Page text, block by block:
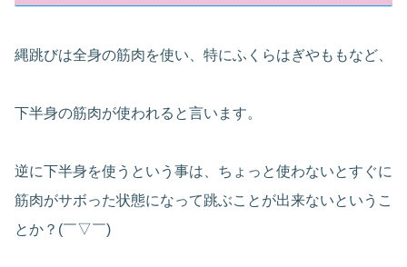
縄跳びは全身の筋肉を使い、特にふくらはぎやももなど、
下半身の筋肉が使われると言います。
逆に下半身を使うという事は、ちょっと使わないとすぐに
筋肉がサボった状態になって跳ぶことが出来ないというこ
とか？(￣▽￣)